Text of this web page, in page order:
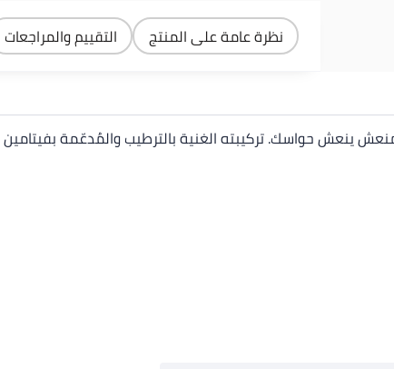
نظرة عامة على المنتج التقييم والمراجعات